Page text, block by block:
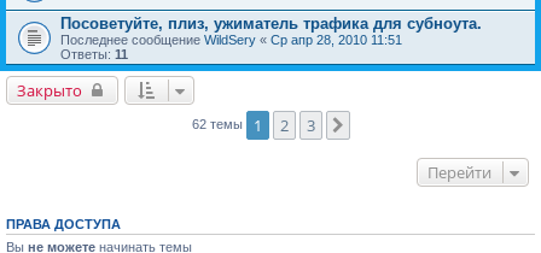
Посоветуйте, плиз, ужиматель трафика для субноута.
Последнее сообщение WildSery « Ср апр 28, 2010 11:51
Ответы: 11
Закрыто
62 темы 1 2 3
Перейти
ПРАВА ДОСТУПА
Вы не можете начинать темы